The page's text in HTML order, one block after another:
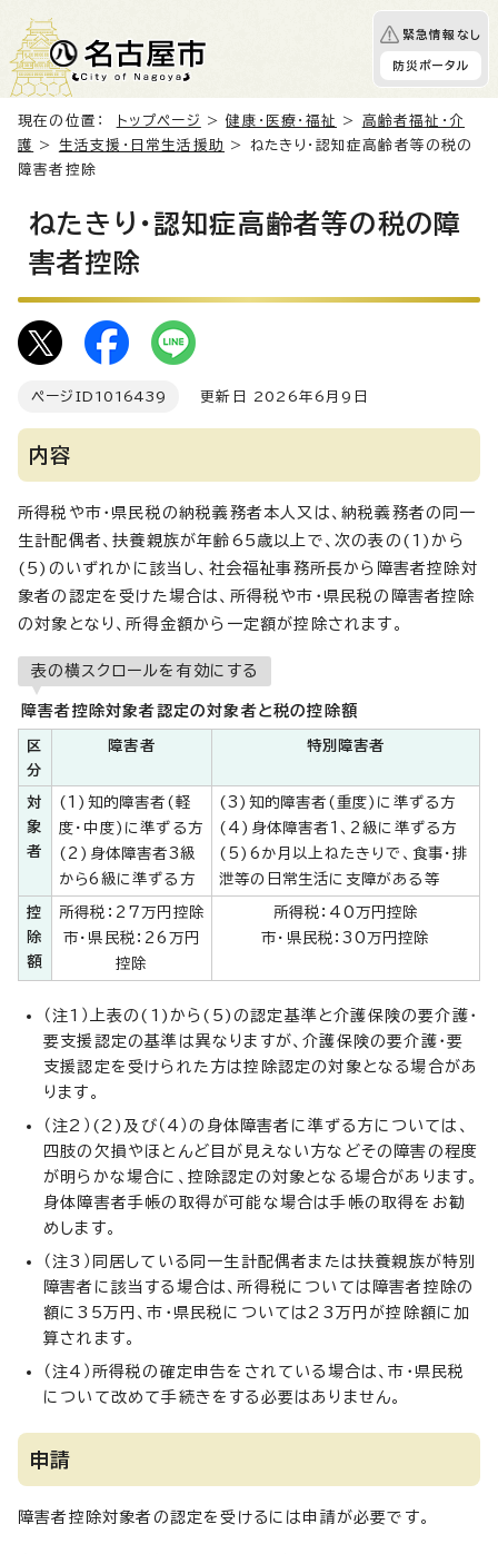
緊急情報なし
防災ポータル
現在の位置： トップページ >健康・医療・福祉 > 高齢者福祉・介
護
> 生活支援・日常生活援助
> ねたきり・認知症高齢者等の税の
障害者控除
ねたきり・認知症高齢者等の税の障
害者控除
ページID 1016439 更新日 2026年6月9日
内容
所得税や市・県民税の納税義務者本人又は、納税義務者の同一
生計配偶者、扶養親族が年齢65歳以上で、次の表の(1)から
(5)のいずれかに該当し、社会福祉事務所長から障害者控除対
象者の認定を受けた場合は、所得税や市・県民税の障害者控除
の対象となり、所得金額から一定額が控除されます。
表の横スクロールを有効にする
障害者控除対象者認定の対象者と税の控除額
区
分
障害者 特別障害者
対
象
者
(1)知的障害者(軽
度・中度)に準ずる方
(2)身体障害者3級
から6級に準ずる方
(3)知的障害者(重度)に準ずる方
(4)身体障害者1、2級に準ずる方
(5)6か月以上ねたきりで、食事・排
泄等の日常生活に支障がある等
控
除
額
所得税：27万円控除
市・県民税：26万円
控除
所得税：40万円控除
市・県民税：30万円控除
（注1）上表の(1)から(5)の認定基準と介護保険の要介護・
要支援認定の基準は異なりますが、介護保険の要介護・要
支援認定を受けられた方は控除認定の対象となる場合があ
ります。
（注2）(2)及び（4）の身体障害者に準ずる方については、
四肢の欠損やほとんど目が見えない方などその障害の程度
が明らかな場合に、控除認定の対象となる場合があります。
身体障害者手帳の取得が可能な場合は手帳の取得をお勧
めします。
（注3）同居している同一生計配偶者または扶養親族が特別
障害者に該当する場合は、所得税については障害者控除の
額に35万円、市・県民税については23万円が控除額に加
算されます。
（注4）所得税の確定申告をされている場合は、市・県民税
について改めて手続きをする必要はありません。
申請
障害者控除対象者の認定を受けるには申請が必要です。